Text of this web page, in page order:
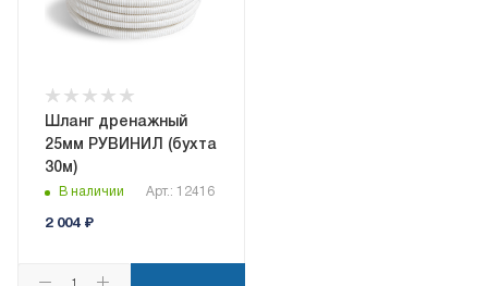
Шланг дренажный
25мм РУВИНИЛ (бухта
30м)
В наличии Арт.: 12416
2 004₽